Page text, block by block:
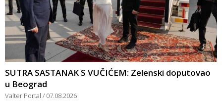
SUTRA SASTANAK S VUČIĆEM: Zelenski doputovao
u Beograd
Valter Portal 07.08.2026